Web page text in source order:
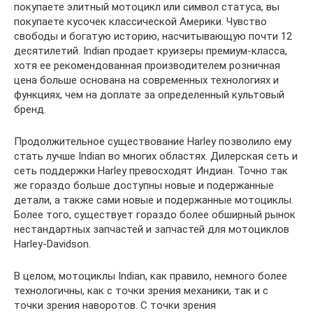
покупаете элитный мотоцикл или символ статуса, вы
покупаете кусочек классической Америки. Чувство
свободы и богатую историю, насчитывающую почти 12
десятилетий. Indian продает круизеры премиум-класса,
хотя ее рекомендованная производителем розничная
цена больше основана на современных технологиях и
функциях, чем на доплате за определенный культовый
бренд.
Продолжительное существование Harley позволило ему
стать лучше Indian во многих областях. Дилерская сеть и
сеть поддержки Harley превосходят Индиан. Точно так
же гораздо больше доступны новые и подержанные
детали, а также сами новые и подержанные мотоциклы.
Более того, существует гораздо более обширный рынок
нестандартных запчастей и запчастей для мотоциклов
Harley-Davidson.
В целом, мотоциклы Indian, как правило, немного более
технологичны, как с точки зрения механики, так и с
точки зрения наворотов. С точки зрения